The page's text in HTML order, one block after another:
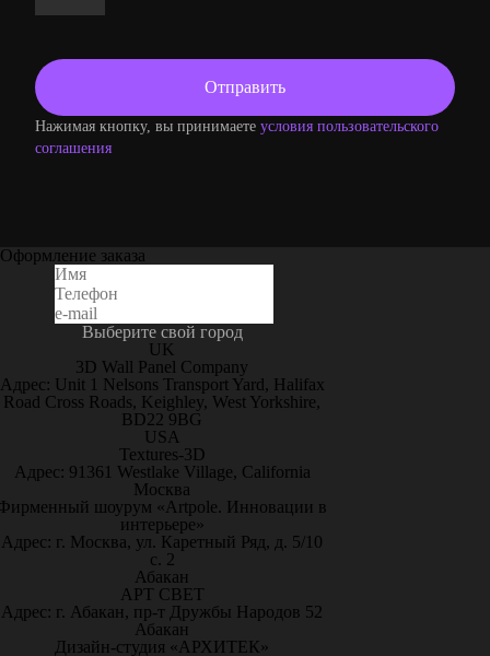
Нажимая кнопку, вы принимаете условия пользовательского
соглашения
Оформление заказа
Выберите свой город
UK
3D Wall Panel Company
Адрес: Unit 1 Nelsons Transport Yard, Halifax
Road Cross Roads, Keighley, West Yorkshire,
BD22 9BG
USA
Textures-3D
Адрес: 91361 Westlake Village, California
Москва
шоурум «Artpole. Инновации в
интерьере»
Адрес: г. Москва, ул. Каретный Ряд, д. 5/10
с. 2
Абакан
АРТ СВЕТ
Адрес: г. Абакан, пр-т Дружбы Народов 52
Абакан
Дизайн-студия «АРХИТЕК»